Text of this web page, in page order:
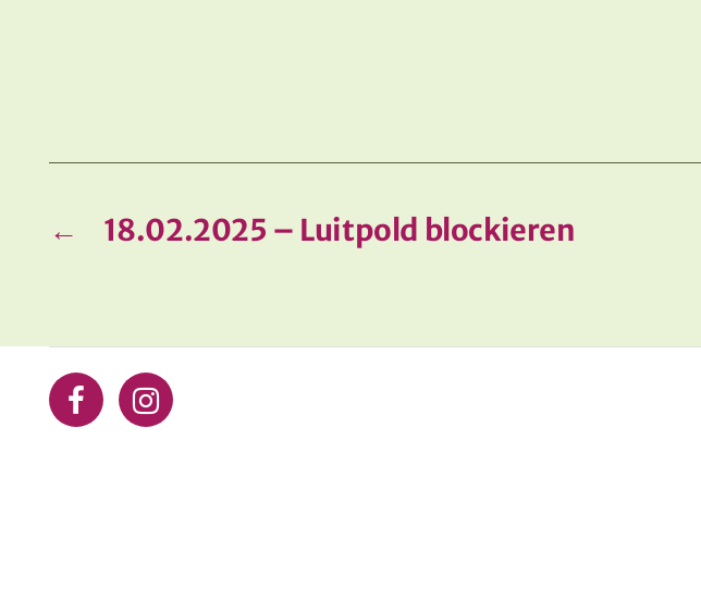
← 18.02.2025 – Luitpold blockieren